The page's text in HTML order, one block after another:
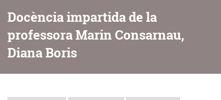
Docència impartida de la
professora Marin Consarnau,
Diana Boris